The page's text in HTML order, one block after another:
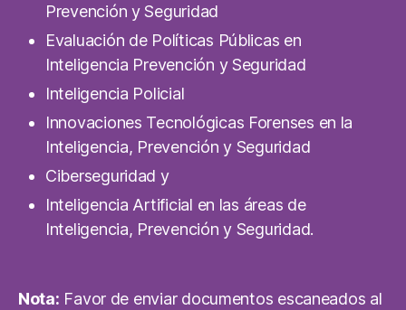
Prevención y Seguridad
Evaluación de Políticas Públicas en
Inteligencia Prevención y Seguridad
Inteligencia Policial
Innovaciones Tecnológicas Forenses en la
Inteligencia, Prevención y Seguridad
Ciberseguridad y
Inteligencia Artificial en las áreas de
Inteligencia, Prevención y Seguridad.
Nota: Favor de enviar documentos escaneados al